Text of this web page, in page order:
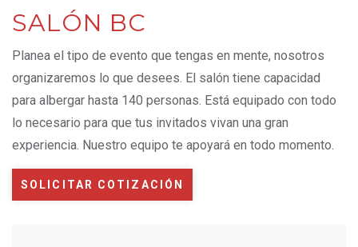
SALÓN BC
Planea el tipo de evento que tengas en mente, nosotros
organizaremos lo que desees. El salón tiene capacidad
para albergar hasta 140 personas. Está equipado con todo
lo necesario para que tus invitados vivan una gran
experiencia. Nuestro equipo te apoyará en todo momento.
SOLICITAR COTIZACIÓN